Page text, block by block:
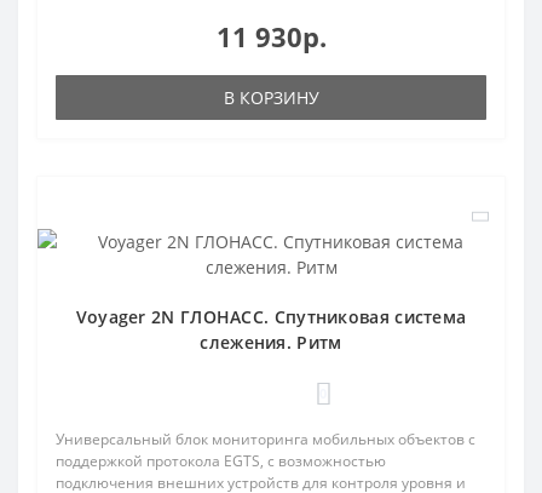
11 930р.
В КОРЗИНУ
Voyager 2N ГЛОНАСС. Спутниковая система
слежения. Ритм
Универсальный блок мониторинга мобильных объектов с
поддержкой протокола EGTS, с возможностью
подключения внешних устройств для контроля уровня и